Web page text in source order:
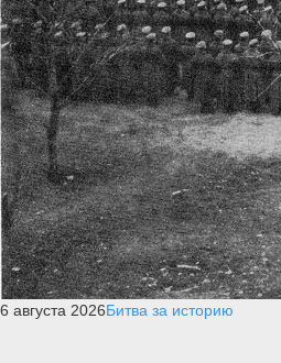
6 августа 2026Битва за историю